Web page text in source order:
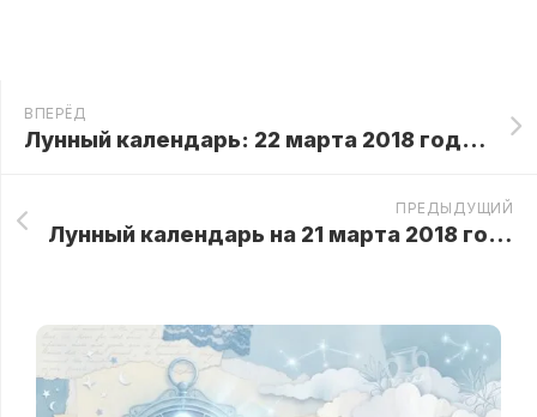
ВПЕРЁД
Лунный календарь: 22 марта 2018 года – продолжается период весеннего равноденствия
ПРЕДЫДУЩИЙ
Лунный календарь на 21 марта 2018 года – продолжается период весеннего равноденствия